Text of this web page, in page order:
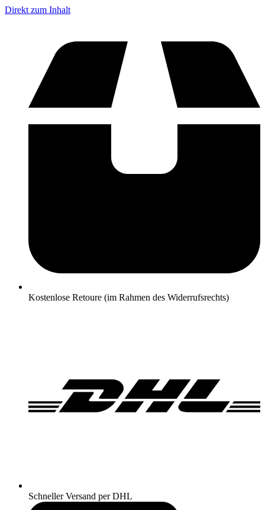
Direkt zum Inhalt
Kostenlose Retoure (im Rahmen des Widerrufsrechts)
Schneller Versand per DHL